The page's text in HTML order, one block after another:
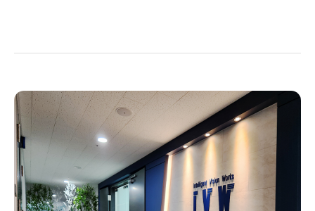
광교인테리어ㆍ시그니처광교 1차 2차 인테리어 [230평]
Posted on2021년 1월 1일byCUBEDESIGN